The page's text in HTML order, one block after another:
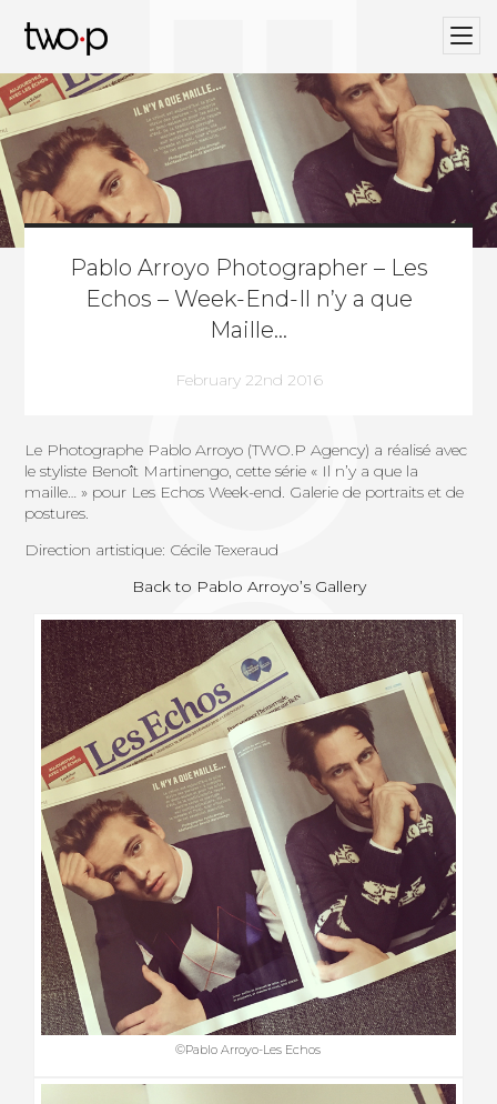
Pablo Arroyo Photographer – Les
Echos – Week-End-Il n’y a que
Maille…
February 22nd 2016
Le Photographe Pablo Arroyo (TWO.P Agency) a réalisé avec
le styliste Benoît Martinengo, cette série « Il n’y a que la
maille… » pour Les Echos Week-end. Galerie de portraits et de
postures.
Direction artistique: Cécile Texeraud
Back to Pablo Arroyo’s Gallery
©Pablo Arroyo-Les Echos
BLOG